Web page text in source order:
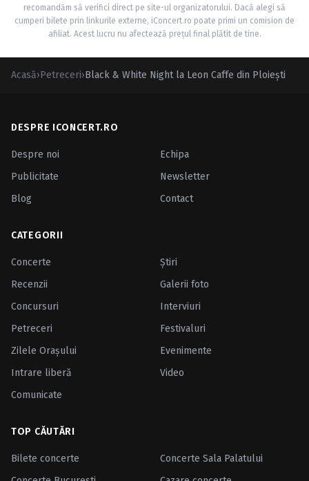
recomandăm să verifici direct pe site-ul organizatorului. Dacă alegi să
cumperi bilete prin linkurile externe, iConcert.ro poate primi un comision de
afiliat. Acest lucru nu afectează prețul final plătit de tine.
Acasă›Petreceri›Black & White Night la Leon Caffe din Ploieşti
DESPRE ICONCERT.RO
Despre noi
Echipa
Publicitate
Newsletter
Blog
Contact
CATEGORII
Concerte
Ştiri
Recenzii
Galerii foto
Concursuri
Interviuri
Petreceri
Festivaluri
Zilele Oraşului
Evenimente
Intrare liberă
Video
Comunicate
TOP CĂUTĂRI
Bilete concerte
Concerte Sala Palatului